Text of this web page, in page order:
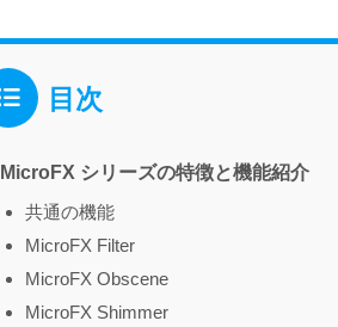
目次
MicroFX シリーズの特徴と機能紹介
共通の機能
MicroFX Filter
MicroFX Obscene
MicroFX Shimmer